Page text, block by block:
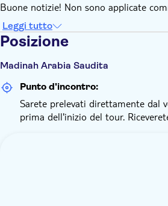
Buone notizie! Non sono applicate
Leggi tutto
Posizione
Madinah Arabia Saudita
Punto d'incontro:
Sarete prelevati direttamente dal
prima dell'inizio del tour.